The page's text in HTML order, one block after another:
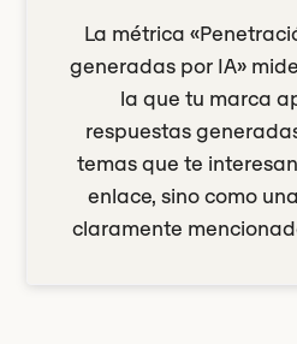
La métrica
generadas por IA»
la que tu marca
respuestas
temas que te
enlace, sino como
claramente